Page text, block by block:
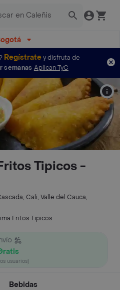
Regístratey disfruta de
semanas Aplican TyC
Tipicos -
Cali, Valle del Cauca,
Fritos Tipicos
usuarios)
Bebidas